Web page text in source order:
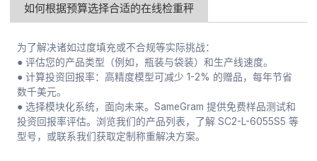
如何根据预算选择合适的在线检重秤
为了解决诸如过度填充或不合规等实际挑战：
● 评估您的产品类型（例如，瓶装与袋装）和生产线速度。
● 计算投资回报率：高精度模型可减少 1-2% 的赠品，每年节省
数千美元。
● 选择模块化系统，面向未来。SameGram 提供免费样品测试和
投资回报率评估。浏览我们的产品列表，了解 SC2-L-6055S5 等
型号，或联系我们获取定制称重解决方案。